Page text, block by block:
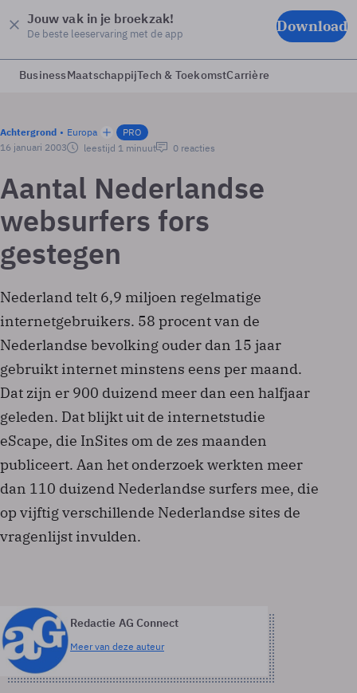
Jouw vak in je broekzak!
De beste leeservaring met de app Download
BusinessMaatschappijTech & ToekomstCarrière
Achtergrond Europa
PRO
16 januari 2003
leestijd 1 minuut 0 reacties
Aantal Nederlandse
websurfers fors
gestegen
Nederland telt 6,9 miljoen regelmatige
internetgebruikers. 58 procent van de
Nederlandse bevolking ouder dan 15 jaar
gebruikt internet minstens eens per maand.
Dat zijn er 900 duizend meer dan een halfjaar
geleden. Dat blijkt uit de internetstudie
eScape, die InSites om de zes maanden
publiceert. Aan het onderzoek werkten meer
dan 110 duizend Nederlandse surfers mee, die
op vijftig verschillende Nederlandse sites de
vragenlijst invulden.
Redactie AG Connect
Meer van deze auteur